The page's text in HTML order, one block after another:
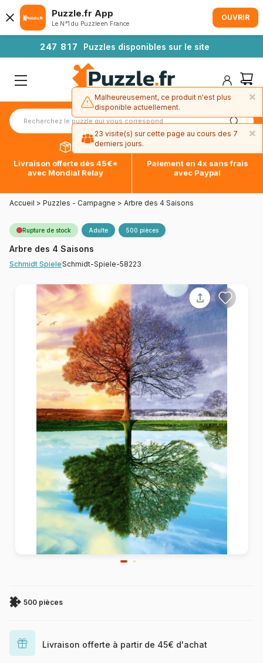
247 81 7 Puzzles disponibles sur le site
Livraison offerte dès 45€*
avec Mondial Relay
Paiement en 4x sans frais
avec Paypal
Accueil > Puzzles - Campagne > Arbre des 4 Saisons
Rupture de stock Adulte 500 pièces
Arbre des 4 Saisons
Schmidt SpieleSchmidt-Spiele-58223
500 pièces
Livraison offerte à partir de 45€ d'achat
Puzzle.fr App
Le N°1 du Puzzle en France
OUVRIR
×
Malheureusement, ce produit n'est plus
disponible actuellement.
×
23 visite(s) sur cette page au cours des 7
derniers jours.